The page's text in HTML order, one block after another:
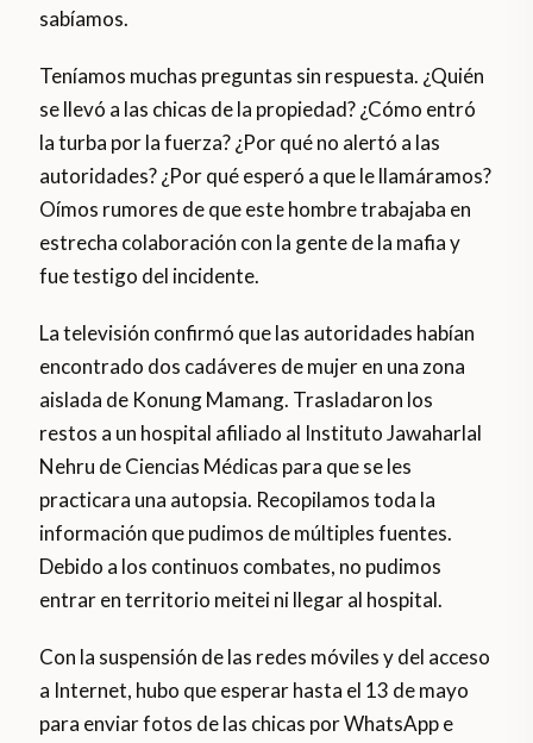
sabíamos.
Teníamos muchas preguntas sin respuesta. ¿Quién
se llevó a las chicas de la propiedad? ¿Cómo entró
la turba por la fuerza? ¿Por qué no alertó a las
autoridades? ¿Por qué esperó a que le llamáramos?
Oímos rumores de que este hombre trabajaba en
estrecha colaboración con la gente de la mafia y
fue testigo del incidente.
La televisión confirmó que las autoridades habían
encontrado dos cadáveres de mujer en una zona
aislada de Konung Mamang. Trasladaron los
restos a un hospital afiliado al Instituto Jawaharlal
Nehru de Ciencias Médicas para que se les
practicara una autopsia. Recopilamos toda la
información que pudimos de múltiples fuentes.
Debido a los continuos combates, no pudimos
entrar en territorio meitei ni llegar al hospital.
Con la suspensión de las redes móviles y del acceso
a Internet, hubo que esperar hasta el 13 de mayo
para enviar fotos de las chicas por WhatsApp e